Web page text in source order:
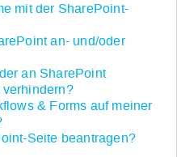
mit der SharePoint-
an- und/oder
an SharePoint
& Forms auf meiner
Seite beantragen?